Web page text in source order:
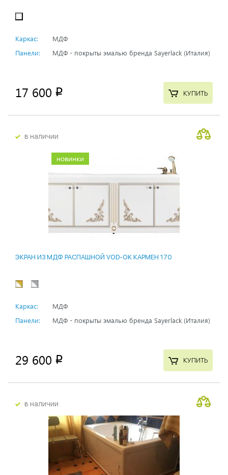
Каркас:
МДФ
Панели:
МДФ - покрыты эмалью бренда Sayerlack (Италия)
17 600 p КУПИТЬ
в наличии
новинки
ЭКРАН ИЗ МДФ РАСПАШНОЙ VOD-OK КАРМЕН 170
Каркас:
МДФ
Панели:
МДФ - покрыты эмалью бренда Sayerlack (Италия)
29 600 p КУПИТЬ
в наличии